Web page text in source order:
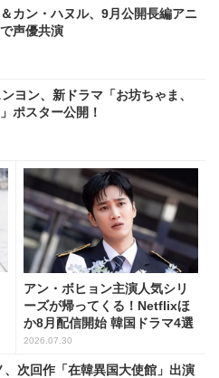
カン・ハヌル、9月公開長編アニ
声優共演
ヨン、新ドラマ「お坊ちゃま、
ポスター公開！
アン・ボヒョン主演人気シリ
ーズが帰ってくる！Netflixほ
か8月配信開始 韓国ドラマ4選
2026.07.30
、次回作「在韓異国大使館」出演